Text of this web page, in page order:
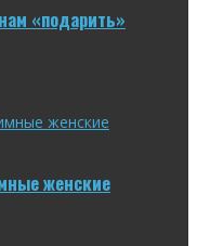
«подарить»
женские